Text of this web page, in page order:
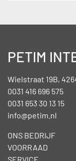
PETIM
Wielstraat 19B,
0031 416 696 575
0031 653 30 13 15
info@petim.nl
ONS BEDRIJF
VOORRAAD